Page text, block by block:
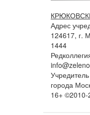
Адрес
124617, г.
1444
города
16+ ©2010-